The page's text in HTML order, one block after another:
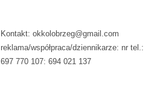
Kontakt: okkolobrzeg@gmail.com
reklama/współpraca/dziennikarze: nr tel.:
697 770 107: 694 021 137